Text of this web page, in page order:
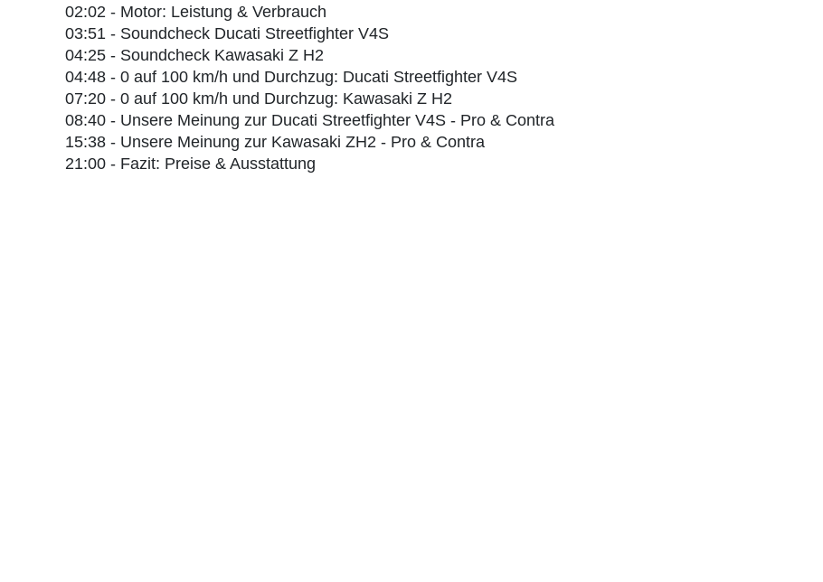
02:02 - Motor: Leistung & Verbrauch
03:51 - Soundcheck Ducati Streetfighter V4S
04:25 - Soundcheck Kawasaki Z H2
04:48 - 0 auf 100 km/h und Durchzug: Ducati Streetfighter V4S
07:20 - 0 auf 100 km/h und Durchzug: Kawasaki Z H2
08:40 - Unsere Meinung zur Ducati Streetfighter V4S - Pro & Contra
15:38 - Unsere Meinung zur Kawasaki ZH2 - Pro & Contra
21:00 - Fazit: Preise & Ausstattung